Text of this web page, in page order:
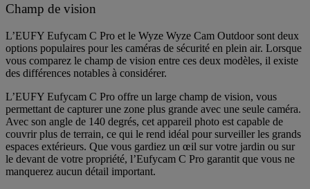
Champ de vision
L’EUFY Eufycam C Pro et le Wyze Wyze Cam Outdoor sont deux
options populaires pour les caméras de sécurité en plein air. Lorsque
vous comparez le champ de vision entre ces deux modèles, il existe
des différences notables à considérer.
L’EUFY Eufycam C Pro offre un large champ de vision, vous
permettant de capturer une zone plus grande avec une seule caméra.
Avec son angle de 140 degrés, cet appareil photo est capable de
couvrir plus de terrain, ce qui le rend idéal pour surveiller les grands
espaces extérieurs. Que vous gardiez un œil sur votre jardin ou sur
le devant de votre propriété, l’Eufycam C Pro garantit que vous ne
manquerez aucun détail important.